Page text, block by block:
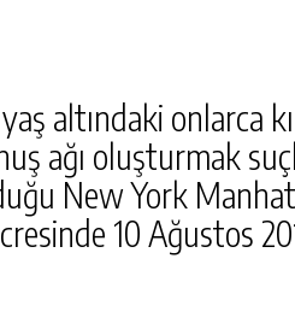
altındaki onlarca
ağı oluşturmak
New York
10 Ağustos